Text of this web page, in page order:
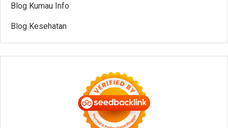
Blog Kumau Info
Blog Kesehatan